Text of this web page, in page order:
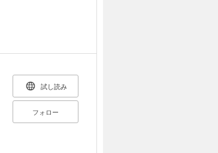
試し読み
フォロー